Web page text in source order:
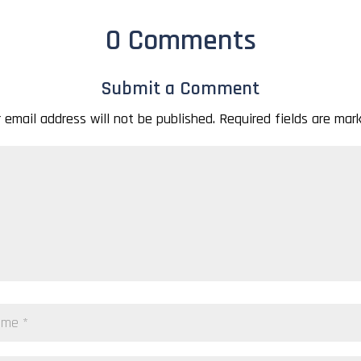
0 Comments
Submit a Comment
email address will not be published. Required fields are